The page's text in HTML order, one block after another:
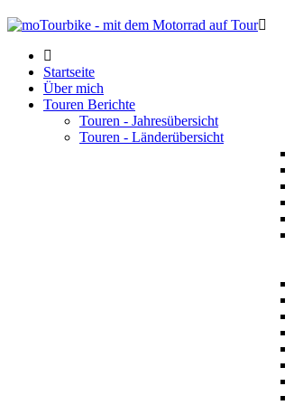
Startseite
Über mich
Touren Berichte
Touren - Jahresübersicht
Touren - Länderübersicht